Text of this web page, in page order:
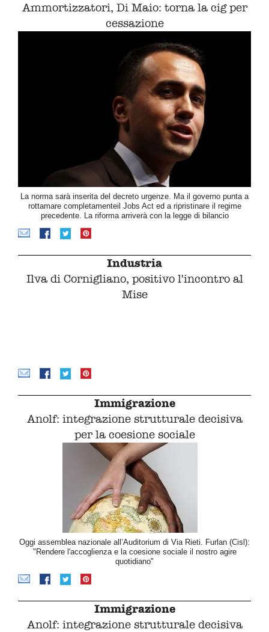
Ammortizzatori, Di Maio: torna la cig per
cessazione
La norma sarà inserita del decreto urgenze. Ma il governo punta a
rottamare completamenteil Jobs Act ed a ripristinare il regime
precedente. La riforma arriverà con la legge di bilancio
Industria
Ilva di Cornigliano, positivo l'incontro al
Mise
Immigrazione
Anolf: integrazione strutturale decisiva
per la coesione sociale
Oggi assemblea nazionale all’Auditorium di Via Rieti. Furlan (Cisl):
"Rendere l'accoglienza e la coesione sociale il nostro agire
quotidiano"
Immigrazione
Anolf: integrazione strutturale decisiva